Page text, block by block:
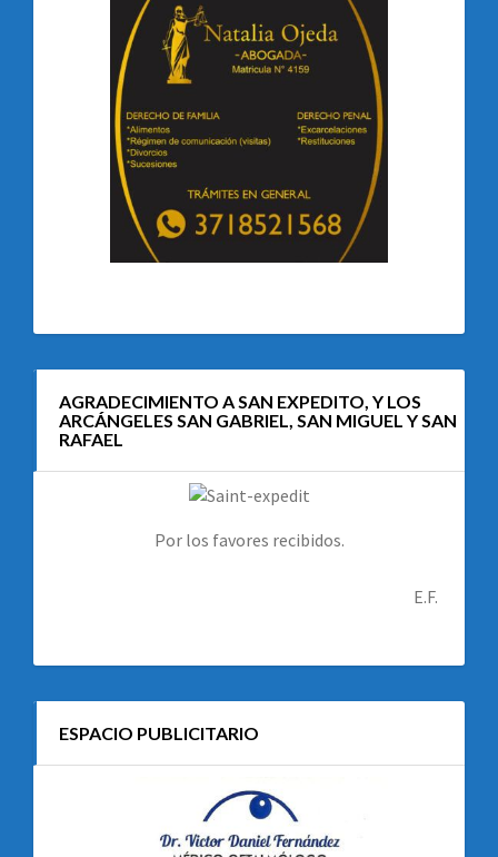
AGRADECIMIENTO A SAN EXPEDITO, Y LOS
ARCÁNGELES SAN GABRIEL, SAN MIGUEL Y SAN
RAFAEL
Por los favores recibidos.
E.F.
ESPACIO PUBLICITARIO